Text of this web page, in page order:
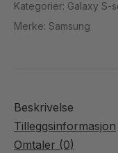
(Brukt)
antall
Kategorier: Galaxy S-
Merke: Samsung
Beskrivelse
Tilleggsinformasjon
Omtaler (0)